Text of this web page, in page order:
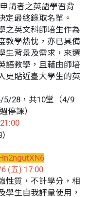
請者之英語學習背
定最終錄取名單。
之英文科師培生作為
教學熱忱，亦已具備
生背景及需求，來選
語教學，且藉由師培
更貼近臺大學生的英
5/28，共10堂（4/9
停課）
)
(五) 17:00
性質，不計學分，相
學生自我評量使用，